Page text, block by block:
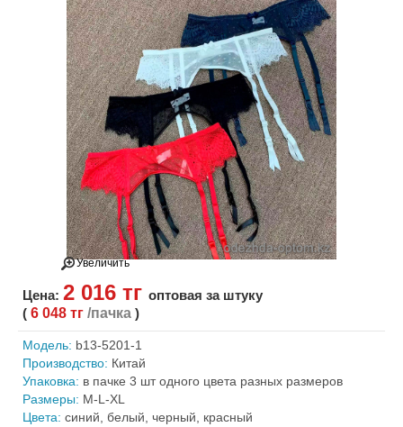
Увеличить
Цена: 2 016 тг оптовая за штуку
( 6 048 тг /пачка )
Модель: b13-5201-1
Производство: Китай
Упаковка: в пачке 3 шт одного цвета разных размеров
Размеры: M-L-XL
Цвета: синий, белый, черный, красный